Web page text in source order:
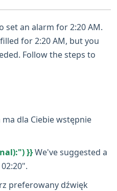
set an alarm for 2:20 AM.
for 2:20 AM, but you
Follow the steps to
ma dla Ciebie wstępnie
}}We've suggested a
preferowany dźwięk